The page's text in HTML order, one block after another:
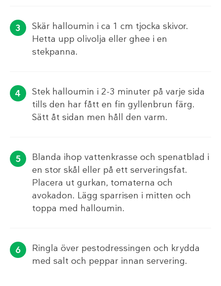
Skär halloumin i ca 1 cm tjocka skivor.
Hetta upp olivolja eller ghee i en
stekpanna.
Stek halloumin i 2-3 minuter på varje sida
tills den har fått en fin gyllenbrun färg.
Sätt åt sidan men håll den varm.
Blanda ihop vattenkrasse och spenatblad i
en stor skål eller på ett serveringsfat.
Placera ut gurkan, tomaterna och
avokadon. Lägg sparrisen i mitten och
toppa med halloumin.
Ringla över pestodressingen och krydda
med salt och peppar innan servering.